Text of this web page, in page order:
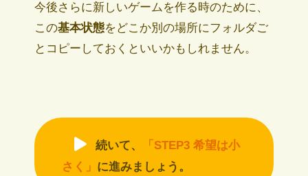
今後さらに新しいゲームを作る時のために、
この基本状態をどこか別の場所にフォルダご
とコピーしておくといいかもしれません。
続いて、
「STEP3 希望は小
さく」 に進みましょう。